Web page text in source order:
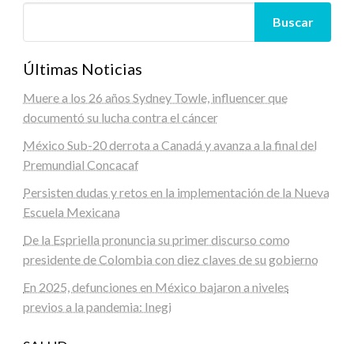
Buscar
Últimas Noticias
Muere a los 26 años Sydney Towle, influencer que
documentó su lucha contra el cáncer
México Sub-20 derrota a Canadá y avanza a la final del
Premundial Concacaf
Persisten dudas y retos en la implementación de la Nueva
Escuela Mexicana
De la Espriella pronuncia su primer discurso como
presidente de Colombia con diez claves de su gobierno
En 2025, defunciones en México bajaron a niveles
previos a la pandemia: Inegi